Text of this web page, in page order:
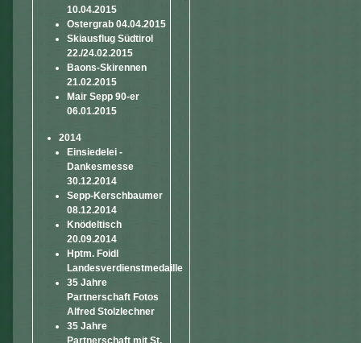
10.04.2015
Ostergrab 04.04.2015
Skiausflug Südtirol
22./24.02.2015
Baons-Skirennen
21.02.2015
Mair Sepp 90-er
06.01.2015
2014
Einsiedelei -
Dankesmesse
30.12.2014
Sepp-Kerschbaumer
08.12.2014
Knödeltisch
20.09.2014
Hptm. Foidl
Landesverdienstmedaille
35 Jahre
Partnerschaft Fotos
Alfred Stolzlechner
35 Jahre
Partnerschaft mit St.